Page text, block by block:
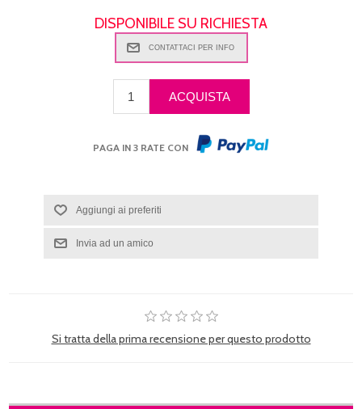
DISPONIBILE SU RICHIESTA
PAGA IN 3 RATE CON
Si tratta della prima recensione per questo prodotto